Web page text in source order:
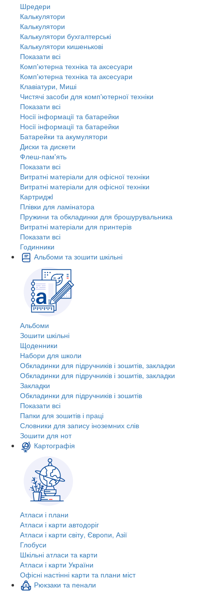
Шредери
Калькулятори
Калькулятори
Калькулятори бухгалтерські
Калькулятори кишенькові
Показати всі
Комп'ютерна техніка та аксесуари
Комп'ютерна техніка та аксесуари
Клавіатури, Миші
Чистячі засоби для комп'ютерної техніки
Показати всі
Носії інформації та батарейки
Носії інформації та батарейки
Батарейки та акумулятори
Диски та дискети
Флеш-пам'ять
Показати всі
Витратні матеріали для офісної техніки
Витратні матеріали для офісної техніки
Картриджi
Плівки для ламінатора
Пружини та обкладинки для брошурувальника
Витратні матеріали для принтерів
Показати всі
Годинники
Альбоми та зошити шкільні
Альбоми
Зошити шкільні
Щоденники
Набори для школи
Обкладинки для підручників і зошитів, закладки
Обкладинки для підручників і зошитів, закладки
Закладки
Обкладинки для підручників і зошитів
Показати всі
Папки для зошитів і праці
Словники для запису іноземних слів
Зошити для нот
Картографія
Атласи і плани
Атласи і карти автодоріг
Атласи і карти світу, Європи, Азії
Глобуси
Шкільні атласи та карти
Атласи і карти України
Офісні настінні карти та плани міст
Рюкзаки та пенали